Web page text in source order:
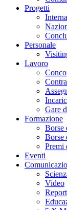
Progetti
Personale
Lavoro
Gare
Formazione
Borse
Borse
Premi
Eventi
Video
Report